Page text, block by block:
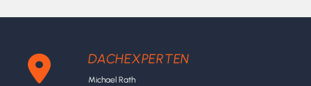
 DACHEXPERTEN
Michael Rath